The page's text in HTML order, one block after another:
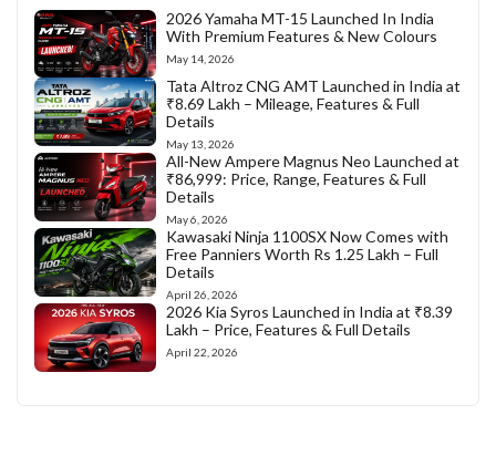
2026 Yamaha MT-15 Launched In India
With Premium Features & New Colours
May 14, 2026
Tata Altroz CNG AMT Launched in India at
₹8.69 Lakh – Mileage, Features & Full
Details
May 13, 2026
All-New Ampere Magnus Neo Launched at
₹86,999: Price, Range, Features & Full
Details
May 6, 2026
Kawasaki Ninja 1100SX Now Comes with
Free Panniers Worth Rs 1.25 Lakh – Full
Details
April 26, 2026
2026 Kia Syros Launched in India at ₹8.39
Lakh – Price, Features & Full Details
April 22, 2026